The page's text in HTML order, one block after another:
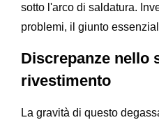
sotto l'arco di saldatura.
problemi, il giunto
Discrepanze nello
rivestimento
La gravità di questo